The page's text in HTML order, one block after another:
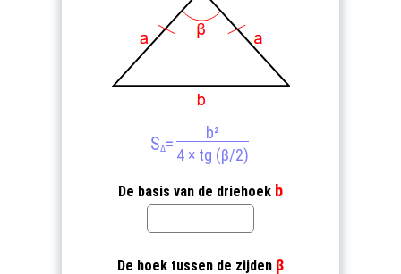
SΔ=
b²
4 × tg (β/2)
De basis van de driehoek b
De hoek tussen de zijden β